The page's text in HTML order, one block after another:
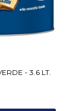
- 3.6 LT.